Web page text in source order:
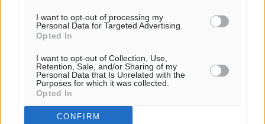
I want to opt-out of processing my
Personal Data for Targeted Advertising.
Opted In
I want to opt-out of Collection, Use,
Retention, Sale, and/or Sharing of my
Personal Data that Is Unrelated with the
Purposes for which it was collected.
Opted In
CONFIRM